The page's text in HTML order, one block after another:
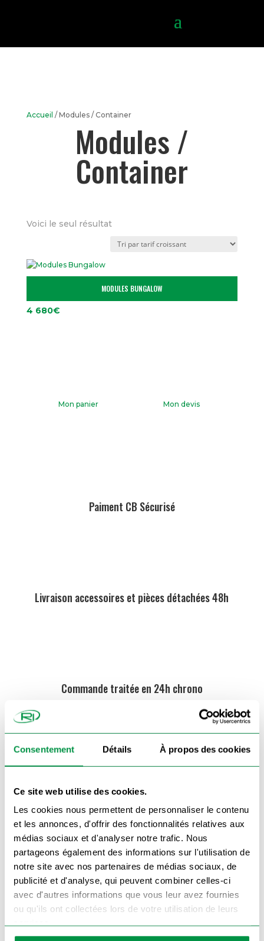
Consentement Détails À propos des cookies
Ce site web utilise des cookies.
Les cookies nous permettent de personnaliser le contenu
et les annonces, d'offrir des fonctionnalités relatives aux
médias sociaux et d'analyser notre trafic. Nous
partageons également des informations sur l'utilisation de
notre site avec nos partenaires de médias sociaux, de
publicité et d'analyse, qui peuvent combiner celles-ci
avec d'autres informations que vous leur avez fournies
ou qu'ils ont collectées lors de votre utilisation de leurs
services.
Accueil / Modules / Container
Modules /
Container
Voici le seul résultat
MODULES BUNGALOW
4 680€
Mon panier Mon devis
Paiment CB Sécurisé
Livraison accessoires et pièces détachées 48h
Commande traitée en 24h chrono
Je souhaite être recontacté par téléhone par
Remorque Import et j'ai bien lu notre
confidentialité
Appelez-moi !